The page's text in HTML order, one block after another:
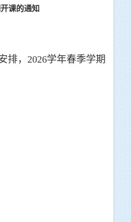
课的通知
排， 2026学年春季学期